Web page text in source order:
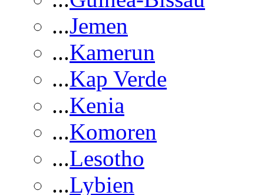
...Jemen
...Kamerun
...Kap Verde
...Kenia
...Komoren
...Lesotho
...Lybien